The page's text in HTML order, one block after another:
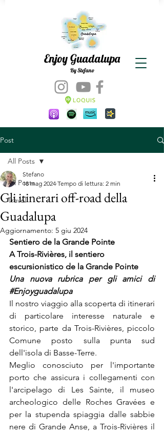
Enjoy Guadalupa
By Stefano
Post
All Posts
Travel
All Posts
Gli itinerari off-road della
Guadalupa
Stefano
18 mag 2024 Tempo di lettura: 2 min
Aggiornamento: 5 giu 2024
Sentiero de la Grande Pointe
A Trois-Rivières, il sentiero
escursionistico de la Grande Pointe
Una nuova rubrica per gli amici di
#Enjoyguadalupa
Il nostro viaggio alla scoperta di itinerari
di particolare interesse naturale e
storico, parte da Trois-Rivières, piccolo
Comune posto sulla punta sud
dell'isola di Basse-Terre.
Meglio conosciuto per l'importante
porto che assicura i collegamenti con
l'arcipelago di Les Sainte, il museo
archeologico delle Roches Gravées e
per la stupenda spiaggia dalle sabbie
nere di Grande Anse, a Trois-Rivières il